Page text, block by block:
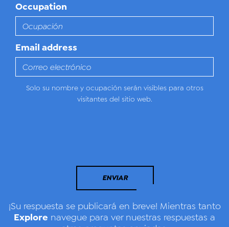
Occupation
Email address
Solo su nombre y ocupación serán visibles para otros
visitantes del sitio web.
ENVIAR
¡Su respuesta se publicará en breve! Mientras tanto
Explore navegue para ver nuestras respuestas a